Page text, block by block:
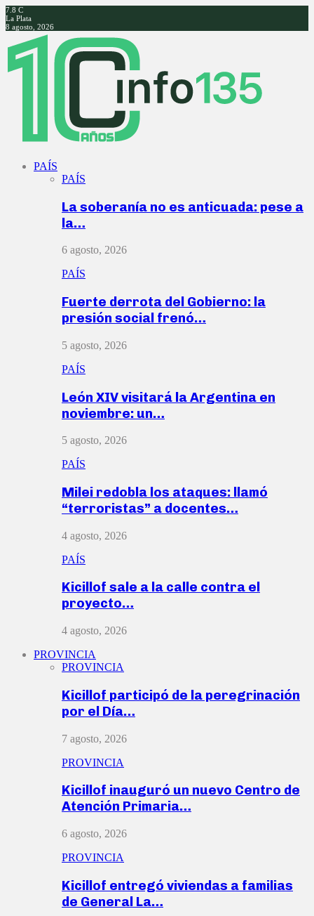
7.8 C
La Plata
8 agosto, 2026
Facebook
Twitter
Instagram
Youtube
PAÍS
PAÍS
La soberanía no es anticuada: pese a
la…
6 agosto, 2026
PAÍS
Fuerte derrota del Gobierno: la
presión social frenó…
5 agosto, 2026
PAÍS
León XIV visitará la Argentina en
noviembre: un…
5 agosto, 2026
PAÍS
Milei redobla los ataques: llamó
“terroristas” a docentes…
4 agosto, 2026
PAÍS
Kicillof sale a la calle contra el
proyecto…
4 agosto, 2026
PROVINCIA
PROVINCIA
Kicillof participó de la peregrinación
por el Día…
7 agosto, 2026
PROVINCIA
Kicillof inauguró un nuevo Centro de
Atención Primaria…
6 agosto, 2026
PROVINCIA
Kicillof entregó viviendas a familias
de General La…